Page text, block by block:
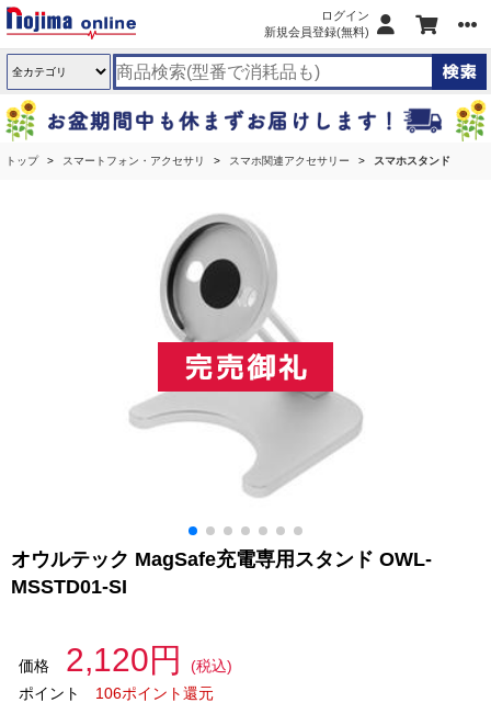
ログイン
新規会員登録(無料)
トップ スマートフォン・アクセサリ スマホ関連アクセサリー スマホスタンド
オウルテック MagSafe充電専用スタンド OWL-
MSSTD01-SI
価格 2,120円
(税込)
ポイント
106ポイント還元